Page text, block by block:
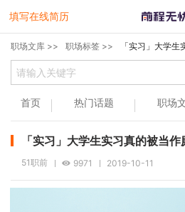
填写在线简历
职场文库 >> 职场标签 >> 「实习」大学
首页 热门话题 职场
「实习」大学生实习真的被当
51职前 9971 2019-10-11